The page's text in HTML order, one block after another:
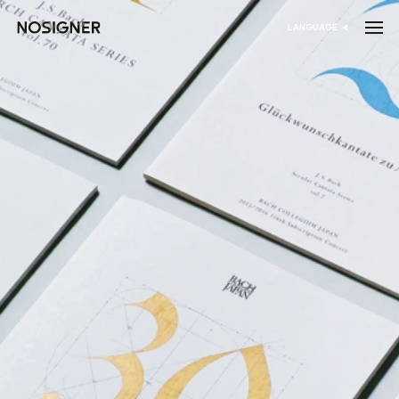
דף הבית בחר שפה
LANGUAGE